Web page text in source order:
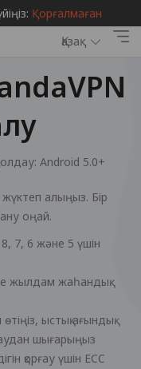
Қорғалмаған
Қазақ
Android 5.0+
жүктеп алыңыз. Бір
оңай.
7, 6 және 5 үшін
жылдам жаһандық
ыстық ағындық
шығарыңыз
қорғау үшін ECC